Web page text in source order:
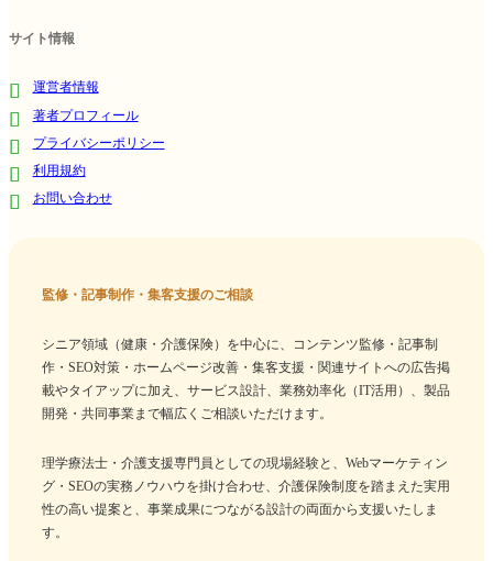
サイト情報
運営者情報
著者プロフィール
プライバシーポリシー
利用規約
お問い合わせ
監修・記事制作・集客支援のご相談
シニア領域（健康・介護保険）を中心に、コンテンツ監修・記事制
作・SEO対策・ホームページ改善・集客支援・関連サイトへの広告掲
載やタイアップに加え、サービス設計、業務効率化（IT活用）、製品
開発・共同事業まで幅広くご相談いただけます。
理学療法士・介護支援専門員としての現場経験と、Webマーケティン
グ・SEOの実務ノウハウを掛け合わせ、介護保険制度を踏まえた実用
性の高い提案と、事業成果につながる設計の両面から支援いたしま
す。